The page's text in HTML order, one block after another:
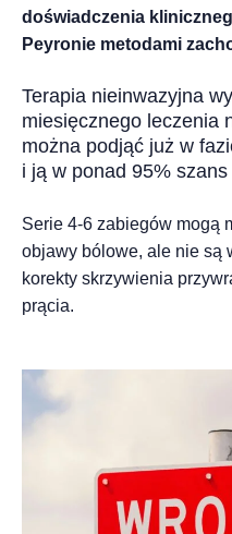
doświadczenia
Peyronie metodami
Terapia nieinwazyjna
miesięcznego leczenia
można podjąć już w
i ją w ponad 95%
Serie 4-6 zabiegów mogą
objawy bólowe, ale nie są
korekty skrzywienia
prącia.